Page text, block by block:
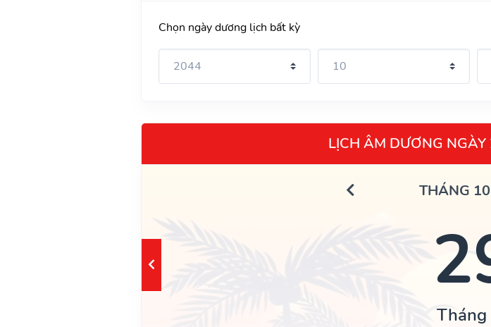
Chọn ngày dương lịch bất kỳ
LỊCH ÂM DƯƠNG
THÁNG
Tháng